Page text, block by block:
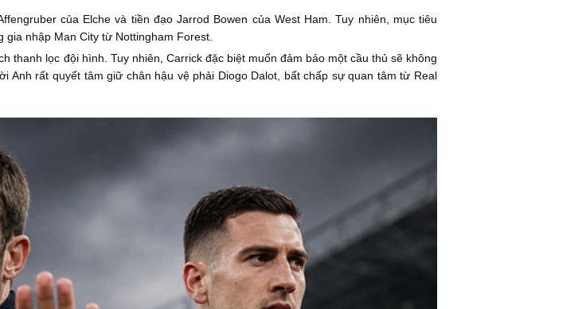
của Elche và tiền đạo Jarrod Bowen của West Ham. Tuy nhiên, mục tiêu
nhập Man City từ Nottingham Forest.
thanh lọc đội hình. Tuy nhiên, Carrick đặc biệt muốn đảm bảo một cầu thủ sẽ không
Anh rất quyết tâm giữ chân hậu vệ phải Diogo Dalot, bất chấp sự quan tâm từ Real